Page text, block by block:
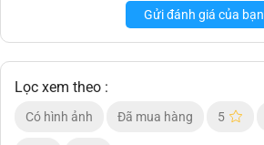
Gửi đánh giá của bạn
Lọc xem theo :
Có hình ảnh Đã mua hàng 5